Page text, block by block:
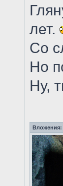
лет.
Со
Но
Ну,
Вложения: